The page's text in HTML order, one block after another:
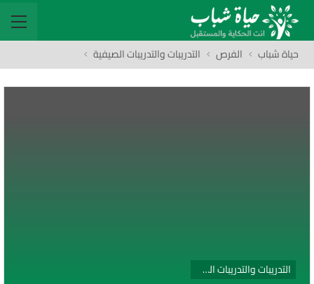
حياة شباب الفرص التدريبات والتدريبات الصيفية
التدريبات والتدريبات الصيفية